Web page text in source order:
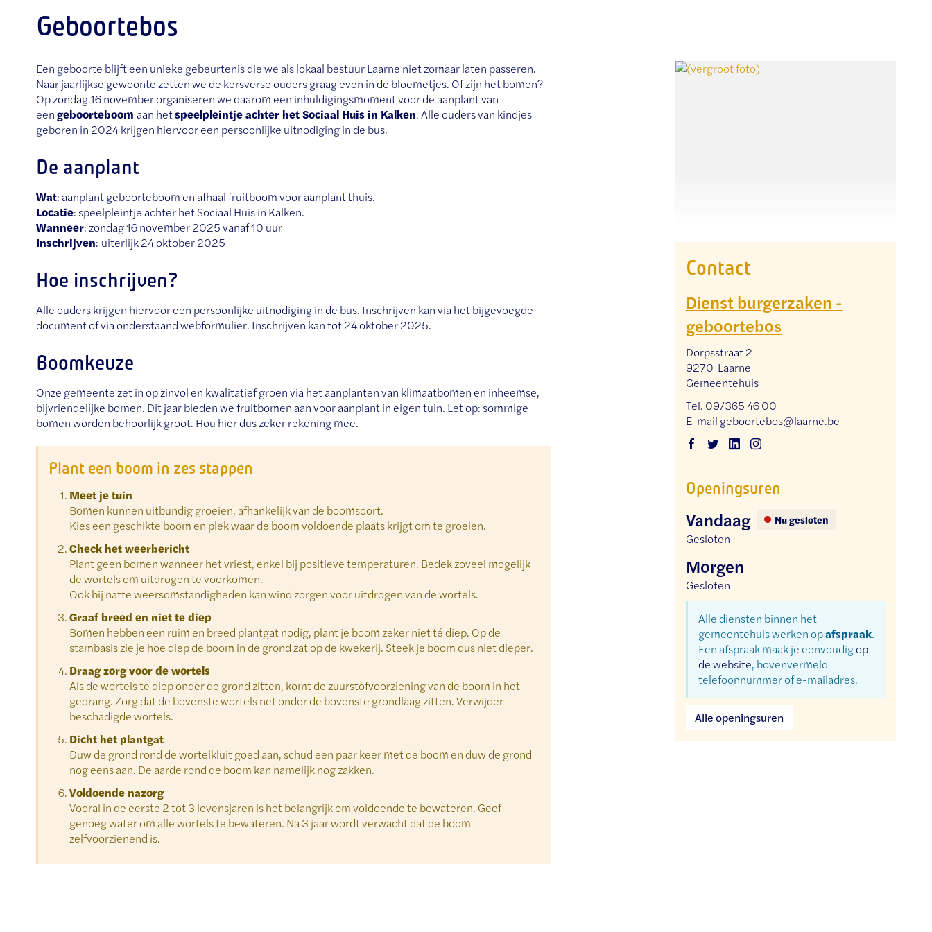
Geboortebos
Een geboorte blijft een unieke gebeurtenis die we als lokaal bestuur Laarne niet zomaar laten passeren.
Naar jaarlijkse gewoonte zetten we de kersverse ouders graag even in de bloemetjes. Of zijn het bomen?
Op zondag 16 november organiseren we daarom een inhuldigingsmoment voor de aanplant van
eengeboorteboom aan hetspeelpleintje achter het Sociaal Huis in Kalken. Alle ouders van kindjes
geboren in 2024 krijgen hiervoor een persoonlijke uitnodiging in de bus.
De aanplant
Wat: aanplant geboorteboom en afhaal fruitboom voor aanplant thuis.
Locatie: speelpleintje achter het Sociaal Huis in Kalken.
Wanneer: zondag 16 november 2025 vanaf 10 uur
Inschrijven: uiterlijk 24 oktober 2025
Hoe inschrijven?
Alle ouders krijgen hiervoor een persoonlijke uitnodiging in de bus. Inschrijven kan via het bijgevoegde
document of via onderstaand webformulier. Inschrijven kan tot 24 oktober 2025.
Boomkeuze
Onze gemeente zet in op zinvol en kwalitatief groen via het aanplanten van klimaatbomen en inheemse,
bijvriendelijke bomen. Dit jaar bieden we fruitbomen aan voor aanplant in eigen tuin. Let op: sommige
bomen worden behoorlijk groot. Hou hier dus zeker rekening mee.
Plant een boom in zes stappen
Meet je tuin
Bomen kunnen uitbundig groeien, afhankelijk van de boomsoort.
Kies een geschikte boom en plek waar de boom voldoende plaats krijgt om te groeien.
Check het weerbericht
Plant geen bomen wanneer het vriest, enkel bij positieve temperaturen. Bedek zoveel mogelijk
de wortels om uitdrogen te voorkomen.
Ook bij natte weersomstandigheden kan wind zorgen voor uitdrogen van de wortels.
Graaf breed en niet te diep
Bomen hebben een ruim en breed plantgat nodig, plant je boom zeker niet té diep. Op de
stambasis zie je hoe diep de boom in de grond zat op de kwekerij. Steek je boom dus niet dieper.
Draag zorg voor de wortels
Als de wortels te diep onder de grond zitten, komt de zuurstofvoorziening van de boom in het
gedrang. Zorg dat de bovenste wortels net onder de bovenste grondlaag zitten. Verwijder
beschadigde wortels.
Dicht het plantgat
Duw de grond rond de wortelkluit goed aan, schud een paar keer met de boom en duw de grond
nog eens aan. De aarde rond de boom kan namelijk nog zakken.
Voldoende nazorg
Vooral in de eerste 2 tot 3 levensjaren is het belangrijk om voldoende te bewateren. Geef
genoeg water om alle wortels te bewateren. Na 3 jaar wordt verwacht dat de boom
zelfvoorzienend is.
Contact
Dienst burgerzaken -
geboortebos
Adres
Dorpsstraat 2
,9270 Laarne
Gemeentehuis
Tel. 09/365 46 00
E-
mail
geboortebos@laarne.be
burgerzaken
geboortebos
burgerzaken
geboortebos
burgerzaken
geboortebos
burgerzaken
geboortebos
Openingsuren
Vandaag Nu gesloten
Gesloten
Morgen
Gesloten
Alle diensten binnen het
gemeentehuis werken opafspraak.
Een afspraak maak je eenvoudigop
de website, bovenvermeld
telefoonnummer of e-mailadres.
Alle openingsurenDienst